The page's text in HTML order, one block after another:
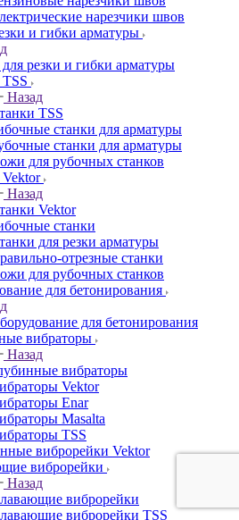
нарезчики швов
и гибки арматуры
резки и гибки арматуры
Назад
TSS
станки для арматуры
станки для арматуры
для рубочных станков
Назад
Vektor
станки
для резки арматуры
отрезные станки
для рубочных станков
для бетонирования
для бетонирования
вибраторы
Назад
вибраторы
Vektor
Enar
Masalta
TSS
виброрейки Vektor
виброрейки
Назад
виброрейки
виброрейки TSS